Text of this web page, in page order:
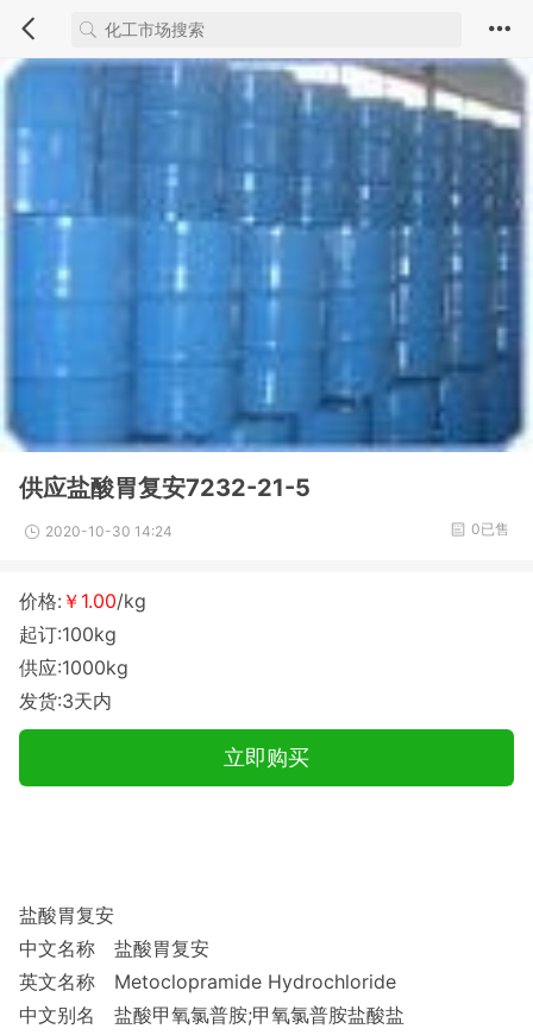
供应盐酸胃复安7232-21-5
2020-10-30 14:24 0已售
价格: ￥1.00/kg
起订:100kg
供应:1000kg
发货:3天内
立即购买
盐酸胃复安
中文名称
盐酸胃复安
英文名称
Metoclopramide Hydrochloride
中文别名
盐酸甲氧氯普胺;甲氧氯普胺盐酸盐